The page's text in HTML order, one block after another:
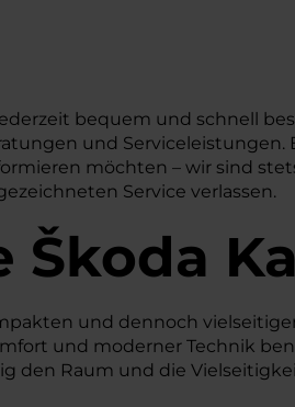
bequem und schnell
und Serviceleistungen.
möchten – wir sind
Service verlassen.
Škoda
und dennoch
und moderner Technik
Raum und die